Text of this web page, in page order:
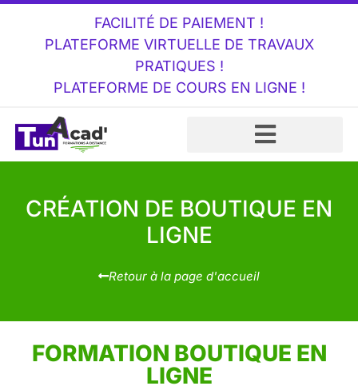
FACILITÉ DE PAIEMENT !
PLATEFORME VIRTUELLE DE TRAVAUX
PRATIQUES !
PLATEFORME DE COURS EN LIGNE !
CRÉATION DE BOUTIQUE EN
LIGNE
Retour à la page d'accueil
FORMATION BOUTIQUE EN
LIGNE